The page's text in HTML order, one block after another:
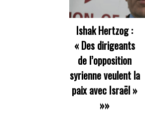
Ishak Hertzog :
« Des dirigeants
de l’opposition
syrienne veulent la
paix avec Israël »
»»